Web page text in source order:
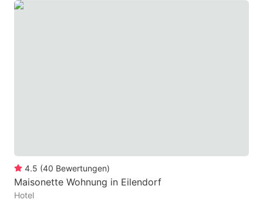
4.5 (40 Bewertungen)
Maisonette Wohnung in Eilendorf
Hotel